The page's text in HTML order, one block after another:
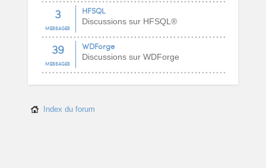
3
MESSAGES
HFSQL
Discussions sur HFSQL®
39
MESSAGES
WDForge
Discussions sur WDForge
Index du forum